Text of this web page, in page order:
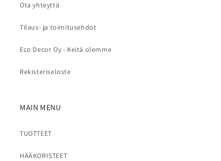
Ota yhteyttä
Tilaus- ja toimitusehdot
Eco Decor Oy - Keitä olemme
Rekisteriseloste
MAIN MENU
TUOTTEET
HÄÄKORISTEET